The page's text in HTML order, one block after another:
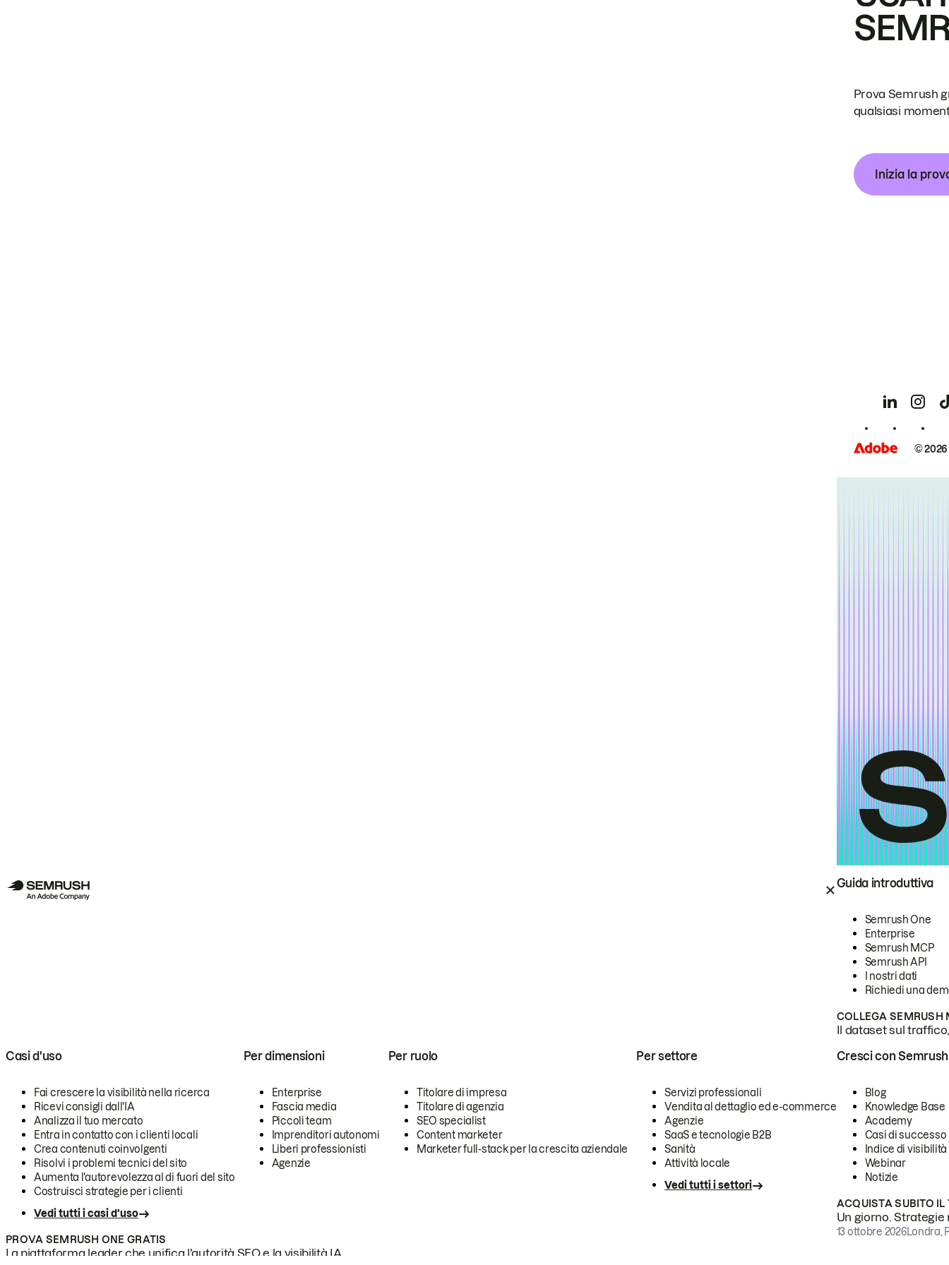
Guida introduttiva
Semrush One
Enterprise
Semrush MCP
Semrush API
I nostri dati
Richiedi una
COLLEGA SEMRUSH
Il dataset sul
Casi d'uso
Fai crescere la visibilità nella ricerca
Ricevi consigli dall'IA
Analizza il tuo mercato
Entra in contatto con i clienti locali
Crea contenuti coinvolgenti
Risolvi i problemi tecnici del sito
Aumenta l'autorevolezza al di fuori del sito
Costruisci strategie per i clienti
Vedi tutti i casi d'uso
Per dimensioni
Enterprise
Fascia media
Piccoli team
Imprenditori autonomi
Liberi professionisti
Agenzie
Per ruolo
Titolare di impresa
Titolare di agenzia
SEO specialist
Content marketer
Marketer full-stack per la crescita aziendale
Per settore
Servizi professionali
Vendita al dettaglio ed e-commerce
Agenzie
SaaS e tecnologie B2B
Sanità
Attività locale
Vedi tutti i settori
PROVA SEMRUSH ONE GRATIS
La piattaforma leader che unifica l'autorità SEO e la visibilità IA.
Cresci con Semrush
Blog
Knowledge Base
Academy
Casi di successo
Indice di visibilità
Webinar
Notizie
ACQUISTA SUBITO IL
Un giorno.
13 ottobre 2026Londra,
Prova Semrush
qualsiasi
Inizia la
©